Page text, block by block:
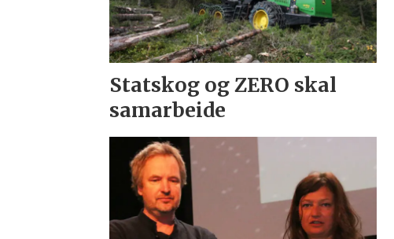
Statskog og ZERO skal
samarbeide